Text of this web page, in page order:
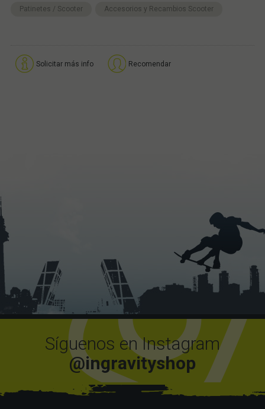
Patinetes / Scooter Accesorios y Recambios Scooter
Solicitar más info Recomendar
Síguenos en Instagram
@ingravityshop